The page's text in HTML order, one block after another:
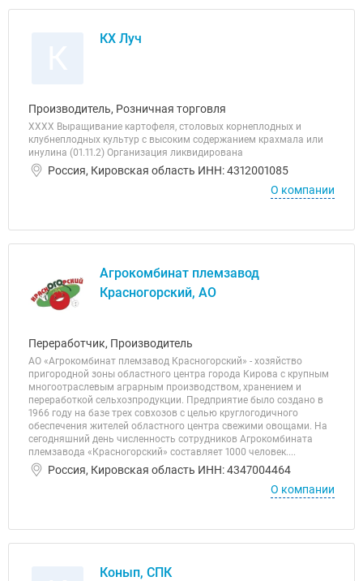
КХ Луч
Производитель, Розничная торговля
ХХХХ Выращивание картофеля, столовых корнеплодных и
клубнеплодных культур с высоким содержанием крахмала или
инулина (01.11.2) Организация ликвидирована
Россия, Кировская область ИНН: 4312001085
О компании
Агрокомбинат племзавод
Красногорский, АО
Переработчик, Производитель
АО «Агрокомбинат племзавод Красногорский» - хозяйство
пригородной зоны областного центра города Кирова с крупным
многоотраслевым аграрным производством, хранением и
переработкой сельхозпродукции. Предприятие было создано в
1966 году на базе трех совхозов с целью круглогодичного
обеспечения жителей областного центра свежими овощами. На
сегодняшний день численность сотрудников Агрокомбината
племзавода «Красногорский» составляет 1000 человек....
Россия, Кировская область ИНН: 4347004464
О компании
Конып, СПК